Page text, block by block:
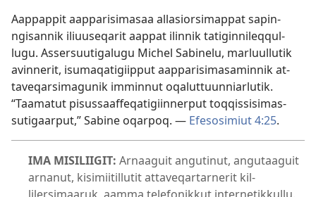
Aap­pap­pit aap­parisimasaa al­lasiorsimap­pat sapin­
ngisan­nik iliuuseqarit aap­pat ilin­nik tatigin­nileq­qul­
lugu. As­sersuutigalugu Michel Sabinelu, marluul­lutik
avin­nerit, isumaqatigiip­put aap­parisimasamin­nik at­
taveqarsimagunik im­min­nut oqalut­tuun­niarlutik.
“Taamatut pisus­saaf­feqatigiin­ner­put toq­qis­sisimas­
sutigaar­put,” Sabine oqar­poq. — Efesosimiut 4:25.
IMA MISILIIGIT: Ar­naaguit angutinut, angutaaguit
ar­nanut, kisimiitil­lutit at­taveqar­tar­nerit kil­